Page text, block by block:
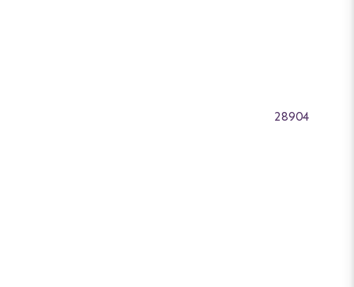
28904